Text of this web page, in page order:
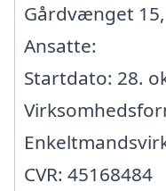
Gårdvænget
Ansatte:
Startdato: 28.
CVR: 45168484